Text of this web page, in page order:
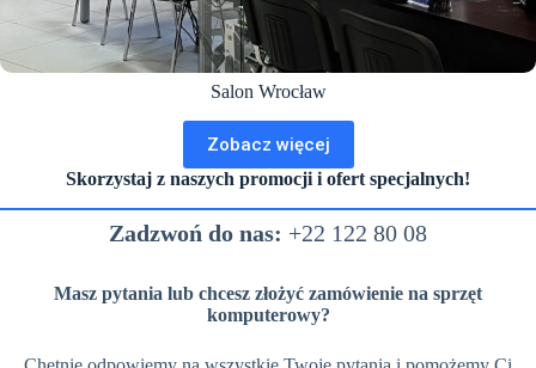
Salon Wrocław
Zobacz więcej
Skorzystaj z naszych promocji i ofert specjalnych!
Zadzwoń do nas: +22 122 80 08
Masz pytania lub chcesz złożyć zamówienie na sprzęt
komputerowy?